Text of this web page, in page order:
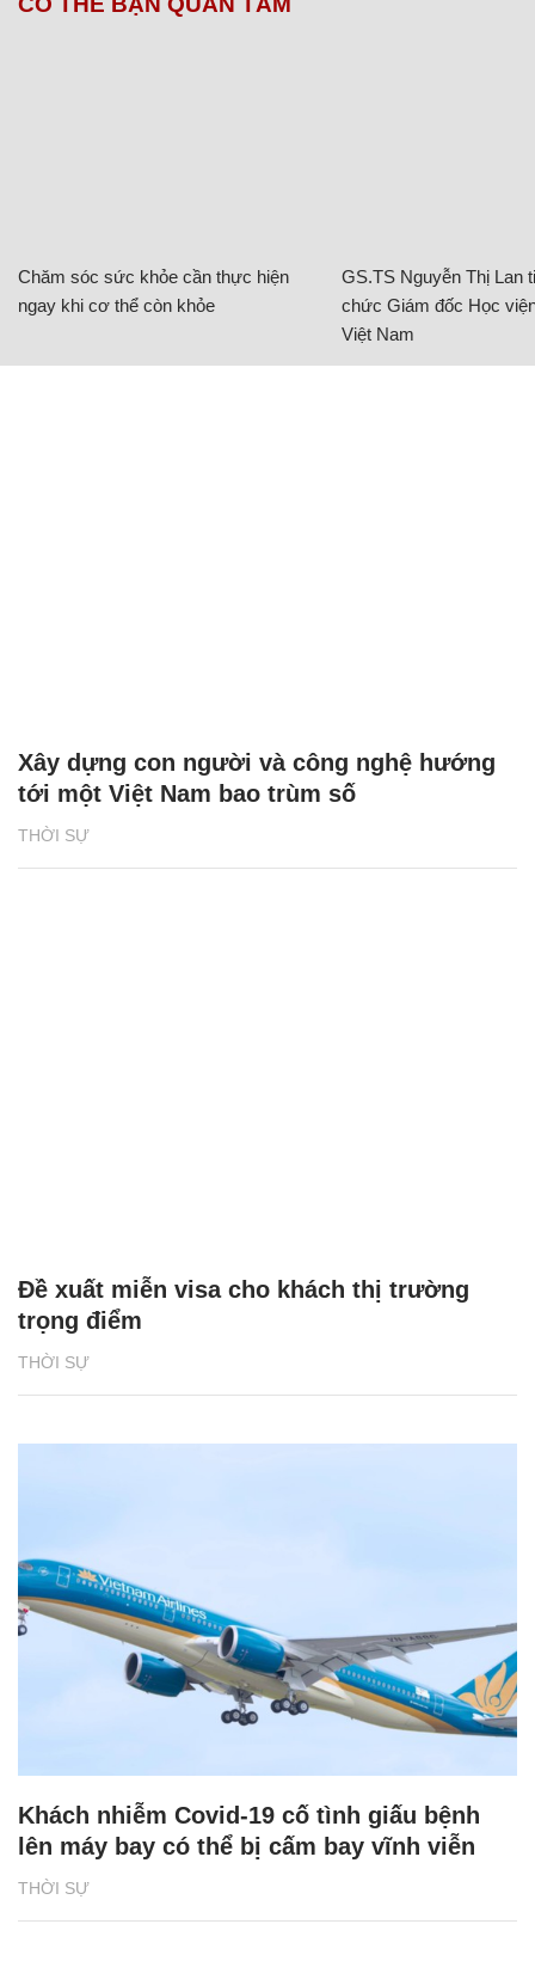
Chăm sóc sức khỏe cần thực hiện
ngay khi cơ thể còn khỏe
GS.TS Nguyễn Thị Lan
chức Giám đốc Học
Việt Nam
THỜI SỰ
Xây dựng con người và công nghệ hướng
tới một Việt Nam bao trùm số
THỜI SỰ
Đề xuất miễn visa cho khách thị trường
trọng điểm
THỜI SỰ
Khách nhiễm Covid-19 cố tình giấu bệnh
lên máy bay có thể bị cấm bay vĩnh viễn